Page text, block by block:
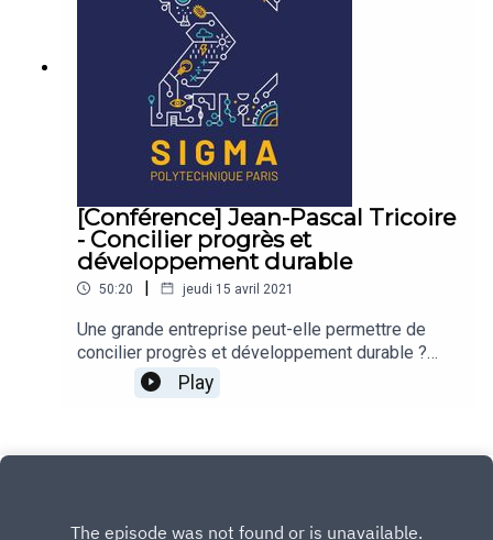
[Conférence] Jean-Pascal Tricoire
- Concilier progrès et
développement durable
50:20 | jeudi 15 avril 2021
Une grande entreprise peut-elle permettre de
concilier progrès et développement durable ?
C'est le pari de Schneider Electric.En
collaboration avec les Tribunes de l'X, Jean-
Play